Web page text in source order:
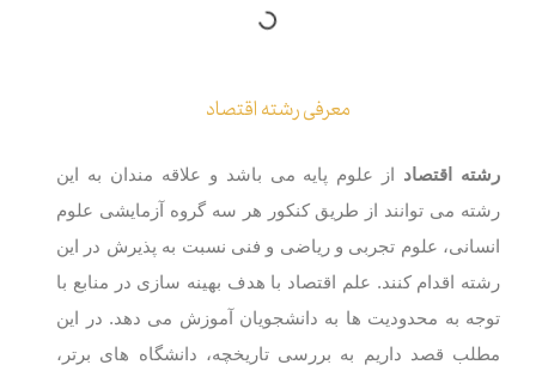
معرفی رشته اقتصاد
رشته اقتصاد از علوم پایه می باشد و علاقه مندان به این
رشته می توانند از طریق کنکور هر سه گروه آزمایشی علوم
انسانی، علوم تجربی و ریاضی و فنی نسبت به پذیرش در این
رشته اقدام کنند. علم اقتصاد با هدف بهینه سازی در منابع با
توجه به محدودیت ها به دانشجویان آموزش می دهد. در این
مطلب قصد داریم به بررسی تاریخچه، دانشگاه های برتر،